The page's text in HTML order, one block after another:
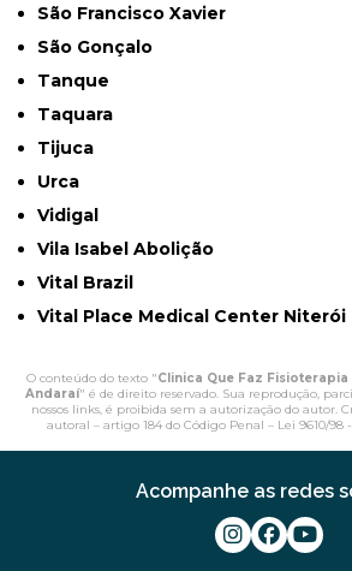
São Francisco Xavier
São Gonçalo
Tanque
Taquara
Tijuca
Urca
Vidigal
Vila Isabel Abolição
Vital Brazil
Vital Place Medical Center Niterói
O conteúdo do texto "Clinica Que Faz
Andaraí" é de direito reservado. Sua reprodução,
nossos links, é proibida sem a autorização do autor.
autoral – artigo 184 do Código Penal – Lei 9610/98
Acompanhe as redes